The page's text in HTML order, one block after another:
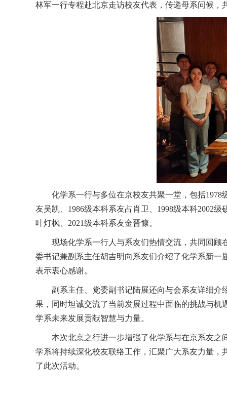
林军一行专程赴北京走访校友代表，传递母系问候，
化学系一行与多位在京校友共聚一堂，包括1978
友吴凯、1986级本科系友占肖卫、1998级本科2002
叶灯枫、2021级本科系友金晋慷。
现场化学系一行人与系友们热情交流，共同回
委书记兼副系主任胡吉明向系友们介绍了化学系新
表示衷心感谢。
副系主任、党委副书记陆展还向与会系友详细
果，同时坦诚交流了当前发展过程中面临的挑战与
学系未来发展贡献智慧与力量。
本次北京之行进一步增强了化学系与在京系友
学系将持续深化校友联络工作，汇聚广大系友力量
了此次活动。